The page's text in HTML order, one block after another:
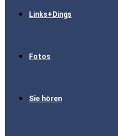
Links+Dings
Fotos
Sie hören